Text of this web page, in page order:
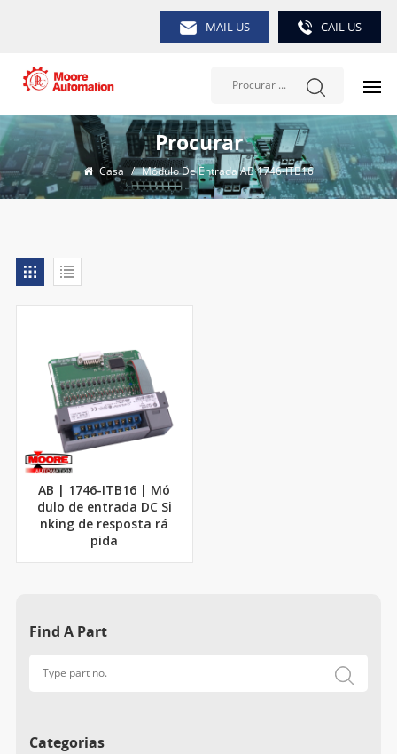
MAIL US CAIL US
Procurar
Casa / Módulo De Entrada AB 1746-ITB16
AB | 1746-ITB16 | Mó
dulo de entrada DC Si
nking de resposta rá
pida
Find A Part
Categorias